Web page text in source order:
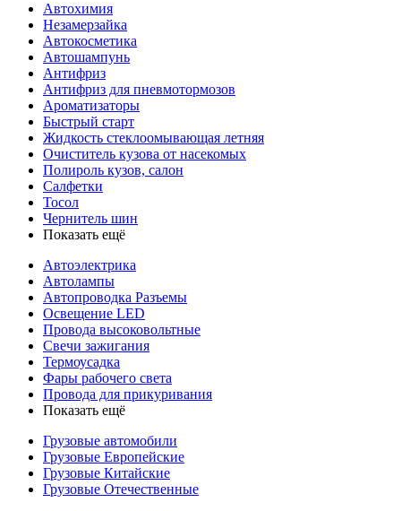
Автохимия
Незамерзайка
Автокосметика
Автошампунь
Антифриз
Антифриз для пневмотормозов
Ароматизаторы
Быстрый старт
Жидкость стеклоомывающая летняя
Очиститель кузова от насекомых
Полироль кузов, салон
Салфетки
Тосол
Чернитель шин
Показать ещё
Автоэлектрика
Автолампы
Автопроводка Разъемы
Освещение LED
Провода высоковольтные
Свечи зажигания
Термоусадка
Фары рабочего света
Провода для прикуривания
Показать ещё
Грузовые автомобили
Грузовые Европейские
Грузовые Китайские
Грузовые Отечественные